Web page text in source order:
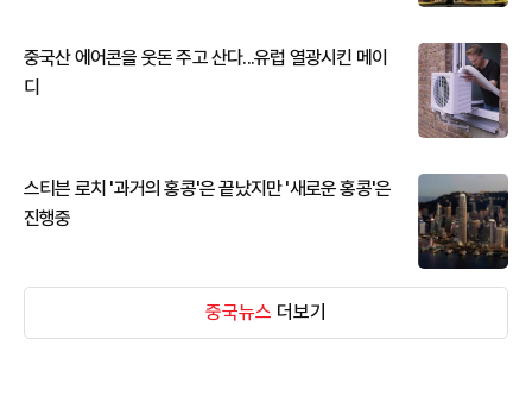
중국산 에어콘을 웃돈 주고 산다...유럽 열광시킨 메이
디
스티븐 로치 '과거의 홍콩'은 끝났지만 '새로운 홍콩'은
진행중
중국뉴스 더보기